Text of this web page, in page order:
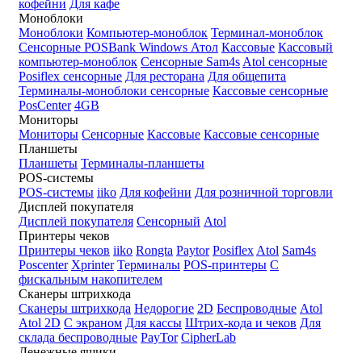
кофейни Для кафе
Моноблоки
Моноблоки Компьютер-моноблок Терминал-моноблок
Сенсорные POSBank Windows Атол Кассовые Кассовый
компьютер-моноблок Сенсорные Sam4s Atol сенсорные
Posiflex сенсорные Для ресторана Для общепита
Терминалы-моноблоки сенсорные Кассовые сенсорные
PosCenter 4GB
Мониторы
Мониторы Сенсорные Кассовые Кассовые сенсорные
Планшеты
Планшеты Терминалы-планшеты
POS-системы
POS-системы iiko Для кофейни Для розничной торговли
Дисплей покупателя
Дисплей покупателя Сенсорный Atol
Принтеры чеков
Принтеры чеков iiko Rongta Paytor Posiflex Atol Sam4s
Poscenter Xprinter Терминалы POS-принтеры С
фискальным накопителем
Сканеры штрихкода
Сканеры штрихкода Недорогие 2D Беспроводные Atol
Atol 2D С экраном Для кассы Штрих-кода и чеков Для
склада беспроводные PayTor CipherLab